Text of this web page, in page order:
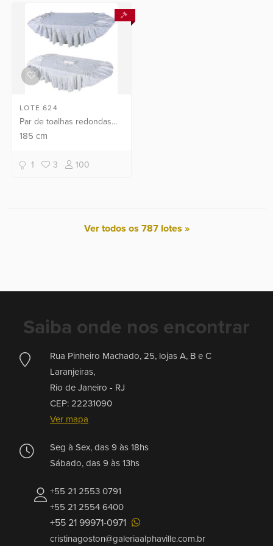
LOTE 624
Par de toalhas redondas
brancas com bordado
guardanapos.
185cm
1 3 100
Ver todos os 787 lotes »
Saiba onde nos encontrar
Rua Pinheiro Machado, 25, lojas A, B e C
Laranjeiras,
Rio de Janeiro - RJ
CEP: 22231090
Ver mapa
Seg à Sex, das 9 às 18hs
Sábado, das 9 às 13hs
+55 21 2553 0791
+55 21 2554 6400
+55 21 99971-0971
cristinagoston@galeriaalphaville.com.br